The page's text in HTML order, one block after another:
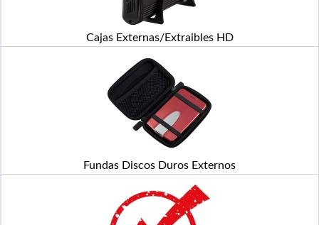
Cajas Externas/Extraibles HD
Fundas Discos Duros Externos